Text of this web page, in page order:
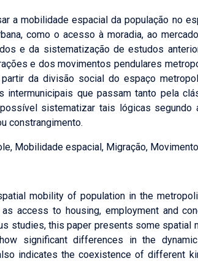
a mobilidade espacial da população no
como o acesso à moradia, ao
e da sistematização de estudos
e dos movimentos pendulares
da divisão social do espaço
intermunicipais que passam tanto pela
sistematizar tais lógicas
constrangimento.
Mobilidade espacial, Migração,
mobility of population in the
as access to housing, employment and
studies, this paper presents some spatial
significant differences in the
indicates the coexistence of different